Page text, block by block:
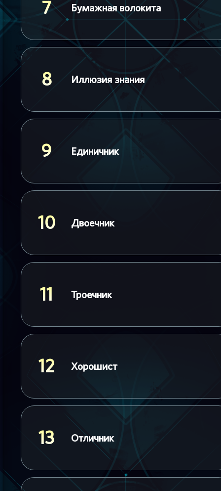
7 Бумажная волокита
8 Иллюзия знания
9 Единичник
10 Двоечник
11 Троечник
12 Хорошист
13 Отличник